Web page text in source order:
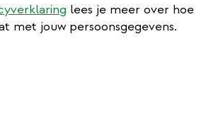
lees je meer over hoe
met jouw persoonsgegevens.